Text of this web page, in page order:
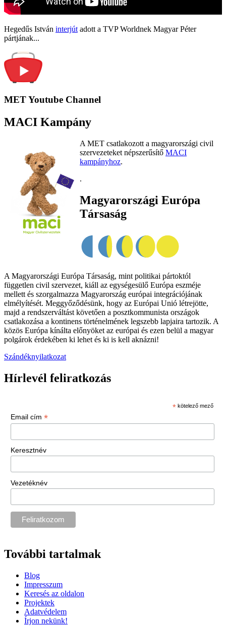
Hegedűs István interjút adott a TVP Worldnek Magyar Péter
pártjának...
MET Youtube Channel
MACI Kampány
A MET csatlakozott a magyarországi civil
szervezeteket népszerűsítő MACI
kampányhoz.
.
Magyarországi Európa
Társaság
A Magyarországi Európa Társaság, mint politikai pártoktól
független civil szervezet, kiáll az egységesülő Európa eszméje
mellett és szorgalmazza Magyarország európai integrációjának
elmélyítését. Meggyőződésünk, hogy az Európai Unió létrejötte,
majd a rendszerváltást követően a posztkommunista országok
csatlakozása a kontinens történelmének legszebb lapjaira tartozik. A
közös Európa kínálta előnyöket az európai és ezen belül a magyar
polgárok érdekében ki lehet és ki is kell aknázni!
Szándéknyilatkozat
Hírlevél feliratkozás
* kötelező mező
Email cím *
Keresztnév
Vezetéknév
További tartalmak
Blog
Impresszum
Keresés az oldalon
Projektek
Adatvédelem
Írjon nekünk!